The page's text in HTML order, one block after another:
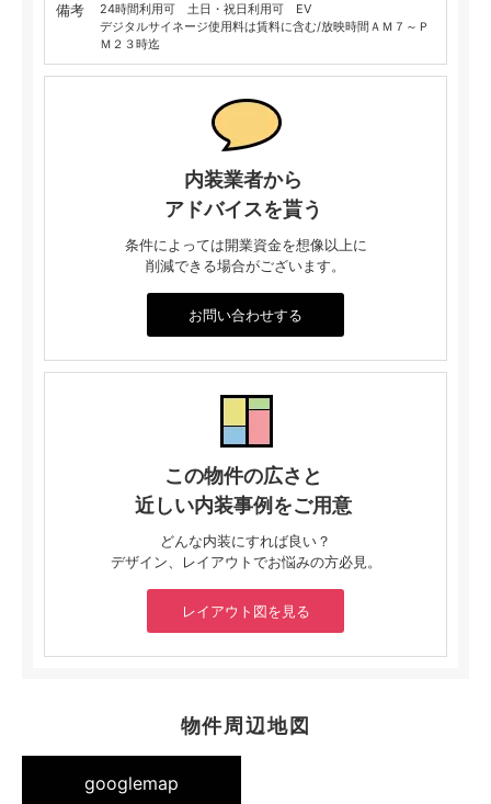
備考
24時間利用可 土日・祝日利用可 EV
デジタルサイネージ使用料は賃料に含む/放映時間ＡＭ７～Ｐ
Ｍ２３時迄
内装業者から
アドバイスを貰う
条件によっては開業資金を想像以上に
削減できる場合がございます。
お問い合わせする
この物件の広さと
近しい内装事例をご用意
どんな内装にすれば良い？
デザイン、レイアウトでお悩みの方必見。
レイアウト図を見る
物件周辺地図
googlemap